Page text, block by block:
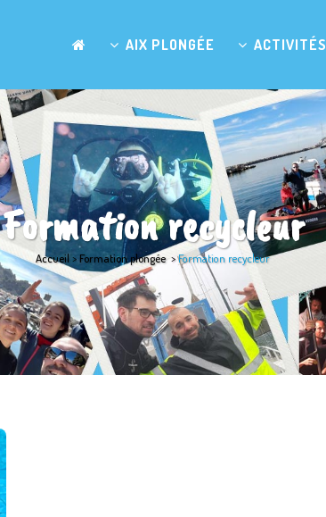
AIX PLONGÉE ACTIVITÉS
Formation recycleur
Accueil>Formation plongée >Formation recycleur